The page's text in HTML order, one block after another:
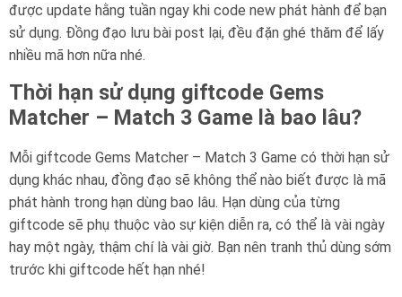
được update hằng tuần ngay khi code new phát hành để bạn
sử dụng. Đồng đạo lưu bài post lại, đều đặn ghé thăm để lấy
nhiều mã hơn nữa nhé.
Thời hạn sử dụng giftcode Gems
Matcher – Match 3 Game là bao lâu?
Mỗi giftcode Gems Matcher – Match 3 Game có thời hạn sử
dụng khác nhau, đồng đạo sẽ không thể nào biết được là mã
phát hành trong hạn dùng bao lâu. Hạn dùng của từng
giftcode sẽ phụ thuộc vào sự kiện diễn ra, có thể là vài ngày
hay một ngày, thậm chí là vài giờ. Bạn nên tranh thủ dùng sớm
trước khi giftcode hết hạn nhé!